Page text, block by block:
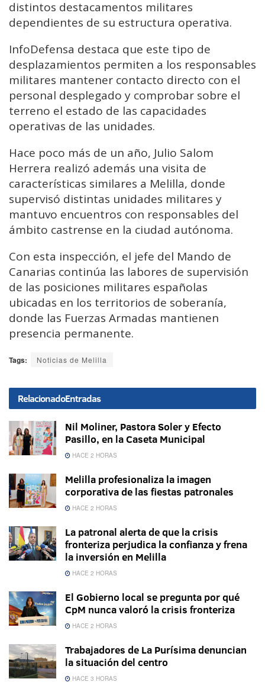
distintos destacamentos militares
dependientes de su estructura operativa.
InfoDefensa destaca que este tipo de
desplazamientos permiten a los responsables
militares mantener contacto directo con el
personal desplegado y comprobar sobre el
terreno el estado de las capacidades
operativas de las unidades.
Hace poco más de un año, Julio Salom
Herrera realizó además una visita de
características similares a Melilla, donde
supervisó distintas unidades militares y
mantuvo encuentros con responsables del
ámbito castrense en la ciudad autónoma.
Con esta inspección, el jefe del Mando de
Canarias continúa las labores de supervisión
de las posiciones militares españolas
ubicadas en los territorios de soberanía,
donde las Fuerzas Armadas mantienen
presencia permanente.
Tags: Noticias de Melilla
RelacionadoEntradas
Nil Moliner, Pastora Soler y Efecto
Pasillo, en la Caseta Municipal
HACE 2 HORAS
Melilla profesionaliza la imagen
corporativa de las fiestas patronales
HACE 2 HORAS
La patronal alerta de que la crisis
fronteriza perjudica la confianza y frena
la inversión en Melilla
HACE 2 HORAS
El Gobierno local se pregunta por qué
CpM nunca valoró la crisis fronteriza
HACE 2 HORAS
Trabajadores de La Purísima denuncian
la situación del centro
HACE 3 HORAS